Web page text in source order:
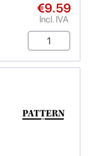
€9.59
Incl. IVA